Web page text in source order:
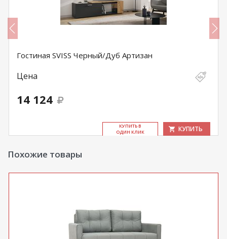
Гостиная SVISS Черный/Дуб Артизан
Цена
14 124
КУ­ПИТЬ В
ОДИН КЛИК
КУПИТЬ
Похожие товары